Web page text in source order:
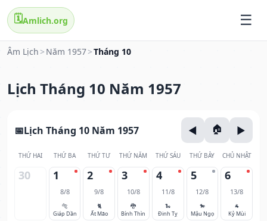
🗓️Amlich.org
Âm Lịch > Năm 1957>Tháng 10
Lịch Tháng 10 Năm 1957
Lịch Tháng 10 Năm 1957
THỨ HAI THỨ BA THỨ TƯ THỨ NĂM THỨ SÁU THỨ BẢY CHỦ NHẬT
30 1
8/8
🐅
Giáp Dần
2
9/8
🐈
Ất Mão
3
10/8
🐉
Bính Thìn
4
11/8
🐍
Đinh Tỵ
5
12/8
🐎
Mậu Ngọ
6
13/8
🐐
Kỷ Mùi